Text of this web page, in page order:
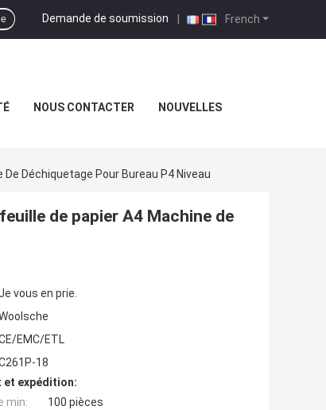
French
Demande de soumission |
NOUS CONTACTER NOUVELLES
Déchiquetage Pour Bureau P4 Niveau
de papier A4 Machine de
vous en prie.
EMC/ETL
18
et expédition:
min:
100 pièces